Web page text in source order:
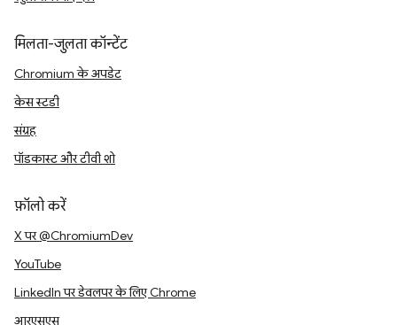
मिलता-जुलता कॉन्टेंट
Chromium के अपडेट
केस स्टडी
संग्रह
पॉडकास्ट और टीवी शो
फ़ॉलो करें
X पर @ChromiumDev
YouTube
LinkedIn पर डेवलपर के लिए Chrome
आरएसएस